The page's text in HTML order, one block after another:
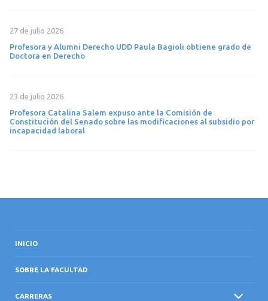
27 de julio 2026
Profesora y Alumni Derecho UDD Paula Bagioli obtiene grado de
Doctora en Derecho
23 de julio 2026
Profesora Catalina Salem expuso ante la Comisión de
Constitución del Senado sobre las modificaciones al subsidio por
incapacidad laboral
INICIO
SOBRE LA FACULTAD
CARRERAS